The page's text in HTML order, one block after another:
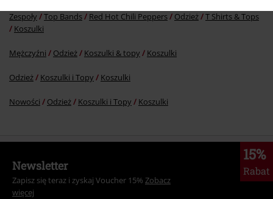
Zespoły Top Bands Red Hot Chili Peppers Odzież
T Shirts & Tops
Koszulki
Mężczyźni Odzież Koszulki & topy Koszulki
Odzież Koszulki i Topy Koszulki
Nowości Odzież Koszulki i Topy Koszulki
15%
Rabat
Newsletter
Zapisz się teraz i zyskaj Voucher 15% Zobacz
więcej